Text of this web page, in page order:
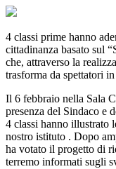
4 classi prime hanno
cittadinanza basato sul
che, attraverso la
trasforma da spettatori
Il 6 febbraio nella Sala
presenza del Sindaco e
4 classi hanno illustrato
nostro istituto . Dopo
ha votato il progetto di
terremo informati sugli